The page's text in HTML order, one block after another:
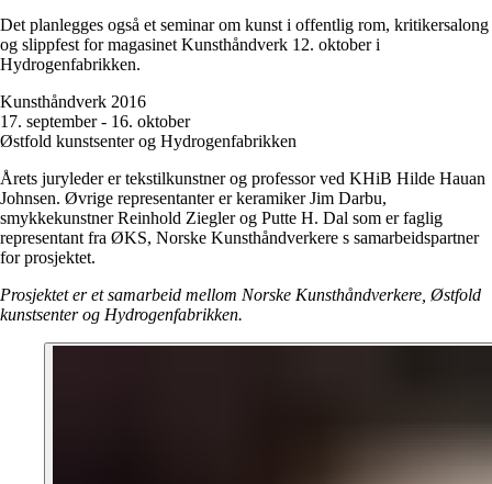
Det planlegges også et seminar om kunst i offentlig rom, kritikersalong
og slippfest for magasinet Kunsthåndverk 12. oktober i
Hydrogenfabrikken.
Kunsthåndverk 2016
17. september - 16. oktober
Østfold kunstsenter og Hydrogenfabrikken
Årets juryleder er tekstilkunstner og professor ved KHiB Hilde Hauan
Johnsen. Øvrige representanter er keramiker Jim Darbu,
smykkekunstner Reinhold Ziegler og Putte H. Dal som er faglig
representant fra ØKS, Norske Kunsthåndverkere s samarbeidspartner
for prosjektet.
Prosjektet er et samarbeid mellom Norske Kunsthåndverkere, Østfold
kunstsenter og Hydrogenfabrikken.